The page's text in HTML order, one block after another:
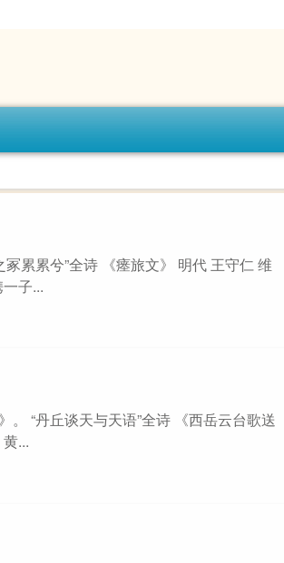
累累兮”全诗 《瘗旅文》 明代 王守仁 维
子...
。 “丹丘谈天与天语”全诗 《西岳云台歌送
...